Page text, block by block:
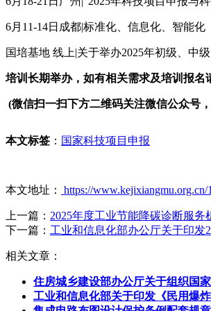
6月11-14日成都|标准化、信息化、智能
国培基地 线上|关于举办2025年初级、中
培训长期举办，如有相关需求及培训报名
(微信扫一扫下方二维码关注微信公众号
本文标签 ： 国家科技项目申报
本文地址： https://www.kejixiangmu.org.cn/
上一篇： 2025年度工业节能降碳诊断服
下一篇： 工业和信息化部办公厅关于印发
相关文章：
住房城乡建设部办公厅关于组织国
工业和信息化部关于印发《民用爆